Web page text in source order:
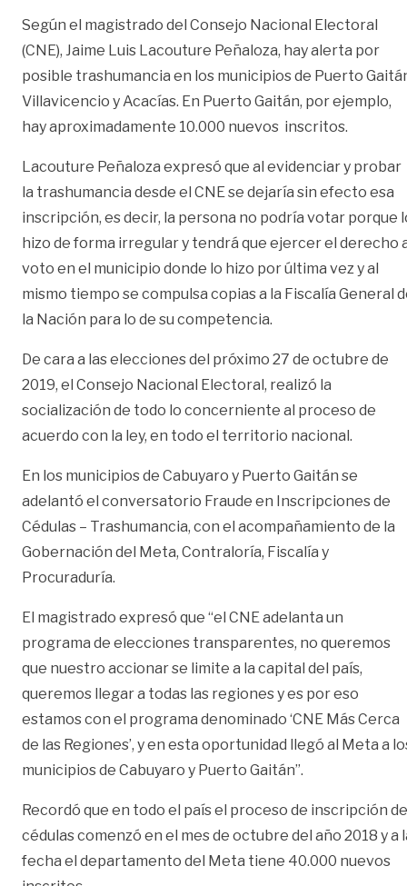
Según el magistrado del Consejo Nacional Electoral
(CNE), Jaime Luis Lacouture Peñaloza, hay alerta por
posible trashumancia en los municipios de Puerto
Villavicencio y Acacías. En Puerto Gaitán, por ejemplo,
hay aproximadamente 10.000 nuevos inscritos.
Lacouture Peñaloza expresó que al evidenciar y probar
la trashumancia desde el CNE se dejaría sin efecto esa
inscripción, es decir, la persona no podría votar porque
hizo de forma irregular y tendrá que ejercer el derecho
voto en el municipio donde lo hizo por última vez y al
mismo tiempo se compulsa copias a la Fiscalía General
la Nación para lo de su competencia.
De cara a las elecciones del próximo 27 de octubre de
2019, el Consejo Nacional Electoral, realizó la
socialización de todo lo concerniente al proceso de
acuerdo con la ley, en todo el territorio nacional.
En los municipios de Cabuyaro y Puerto Gaitán se
adelantó el conversatorio Fraude en Inscripciones de
Cédulas – Trashumancia, con el acompañamiento de la
Gobernación del Meta, Contraloría, Fiscalía y
Procuraduría.
El magistrado expresó que “el CNE adelanta un
programa de elecciones transparentes, no queremos
que nuestro accionar se limite a la capital del país,
queremos llegar a todas las regiones y es por eso
estamos con el programa denominado ‘CNE Más Cerca
de las Regiones’, y en esta oportunidad llegó al Meta a
municipios de Cabuyaro y Puerto Gaitán”.
Recordó que en todo el país el proceso de inscripción de
cédulas comenzó en el mes de octubre del año 2018 y a
fecha el departamento del Meta tiene 40.000 nuevos